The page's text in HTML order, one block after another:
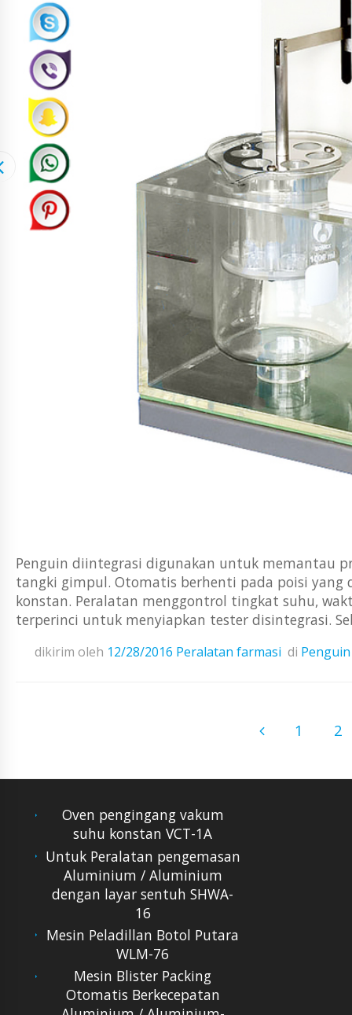
Penguin diintegrasi digunakan untuk memantau
tangki gimpul. Otomatis berhenti pada poisi
konstan. Peralatan menggontrol tingkat suhu,
terperinci untuk menyiapkan tester disintegrasi.
dikirim oleh 12/28/2016 Peralatan farmasi di
1 2
Oven pengingang vakum
suhu konstan VCT-1A
Untuk Peralatan pengemasan
Aluminium / Aluminium
dengan layar sentuh SHWA-
16
Mesin Peladillan Botol Putara
WLM-76
Mesin Blister Packing
Otomatis Berkecepatan